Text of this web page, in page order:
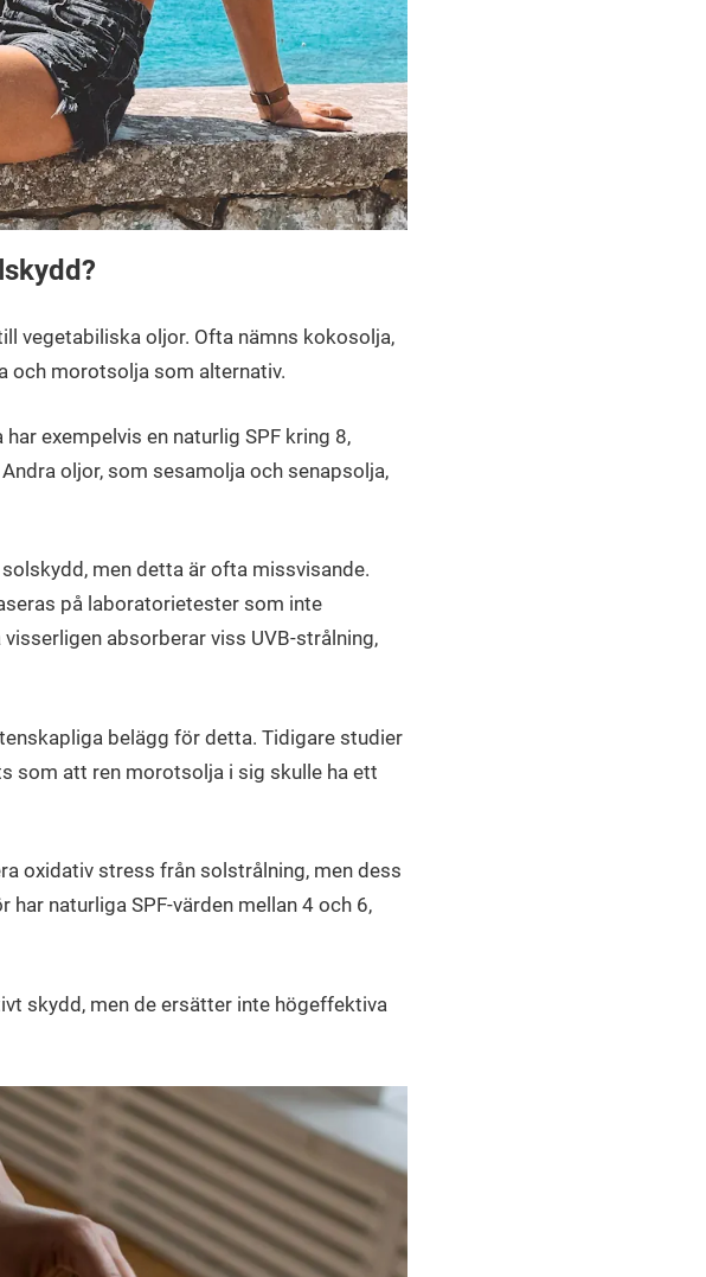
vegetabiliska oljor. Ofta nämns kokosolja,
och morotsolja som alternativ.
exempelvis en naturlig SPF kring 8,
oljor, som sesamolja och senapsolja,
men detta är ofta missvisande.
på laboratorietester som inte
absorberar viss UVB-strålning,
belägg för detta. Tidigare studier
som att ren morotsolja i sig skulle ha ett
oxidativ stress från solstrålning, men dess
naturliga SPF-värden mellan 4 och 6,
skydd, men de ersätter inte högeffektiva